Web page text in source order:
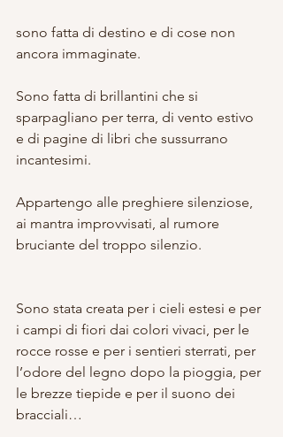
sono fatta di destino e di cose non
ancora immaginate.
Sono fatta di brillantini che si
sparpagliano per terra, di vento estivo
e di pagine di libri che sussurrano
incantesimi.
Appartengo alle preghiere silenziose,
ai mantra improvvisati, al rumore
bruciante del troppo silenzio.
Sono stata creata per i cieli estesi e per
i campi di fiori dai colori vivaci, per le
rocce rosse e per i sentieri sterrati, per
l’odore del legno dopo la pioggia, per
le brezze tiepide e per il suono dei
bracciali…